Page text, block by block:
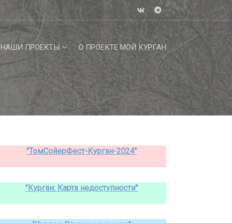
НАШИ ПРОЕКТЫ О ПРОЕКТЕ МОЙ КУРГАН
"ТомСойерФест-Курган-2024"
"Курган: Карта недоступности"